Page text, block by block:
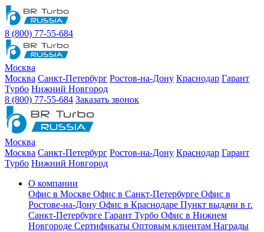
8 (800) 77-55-684
Москва
Москва Санкт-Петербург Ростов-на-Дону Краснодар Гарант
Турбо Нижний Новгород
8 (800) 77-55-684 Заказать звонок
Москва
Москва Санкт-Петербург Ростов-на-Дону Краснодар Гарант
Турбо Нижний Новгород
О компании
Офис в Москве Офис в Санкт-Петербурге Офис в
Ростове-на-Дону Офис в Краснодаре Пункт выдачи в г.
Санкт-Петербурге Гарант Турбо Офис в Нижнем
Новгороде Сертификаты Оптовым клиентам Награды